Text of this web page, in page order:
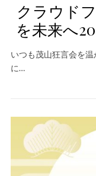
クラウド
を未来へ
いつも茂山狂言会を
に…